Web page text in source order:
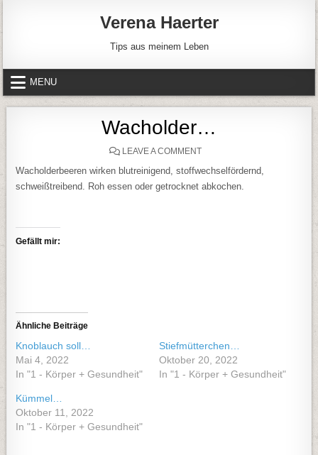
Verena Haerter
Tips aus meinem Leben
MENU
Wacholder…
LEAVE A COMMENTON WACHOLDER…
Wacholderbeeren wirken blutreinigend, stoffwechselfördernd,
schweißtreibend. Roh essen oder getrocknet abkochen.
Gefällt mir:
Ähnliche Beiträge
Knoblauch soll…
Mai 4, 2022
In "1 - Körper + Gesundheit"
Stiefmütterchen…
Oktober 20, 2022
In "1 - Körper + Gesundheit"
Kümmel…
Oktober 11, 2022
In "1 - Körper + Gesundheit"